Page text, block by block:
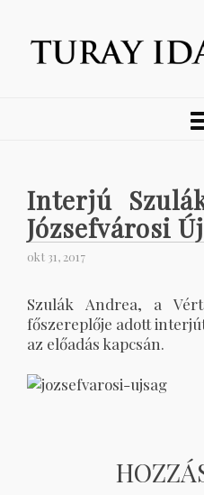
Interjú
Józsefvárosi
okt 31, 2017
Szulák Andrea, a
főszereplője adott
az előadás kapcsán.